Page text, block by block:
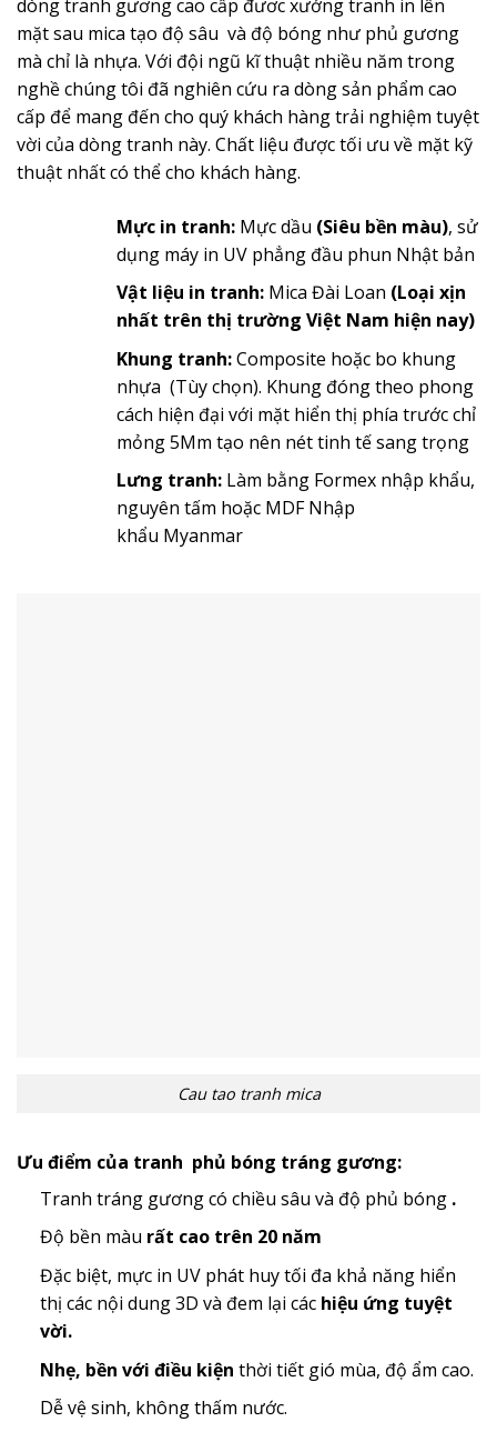
dòng tranh gương cao cấp đươc xưởng tranh in lên
mặt sau mica tạo độ sâu và độ bóng như phủ gương
mà chỉ là nhựa. Với đội ngũ kĩ thuật nhiều năm trong
nghề chúng tôi đã nghiên cứu ra dòng sản phẩm cao
cấp để mang đến cho quý khách hàng trải nghiệm tuyệt
vời của dòng tranh này. Chất liệu được tối ưu về mặt kỹ
thuật nhất có thể cho khách hàng.
Mực in tranh:Mực dầu (Siêu bền màu), sử
dụng máy in UV phẳng đầu phun Nhật bản
Vật liệu in tranh:Mica Đài Loan (Loại xịn
nhất trên thị trường Việt Nam hiện nay)
Khung tranh:Composite hoặc bo khung
nhựa (Tùy chọn). Khung đóng theo phong
cách hiện đại với mặt hiển thị phía trước chỉ
mỏng 5Mm tạo nên nét tinh tế sang trọng
Lưng tranh:Làm bằng Formex nhập khẩu,
nguyên tấm hoặc MDF Nhập
khẩu Myanmar
Cau tao tranh mica
Ưu điểm của tranh phủ bóng tráng gương:
Tranh tráng gương có chiều sâu và độ phủ bóng .
Độ bền màu rất cao trên 20 năm
Đặc biệt, mực in UV phát huy tối đa khả năng hiển
thị các nội dung 3D và đem lại các hiệu ứng tuyệt
vời.
Nhẹ, bền với điều kiện thời tiết gió mùa, độ ẩm cao.
Dễ vệ sinh, không thấm nước.